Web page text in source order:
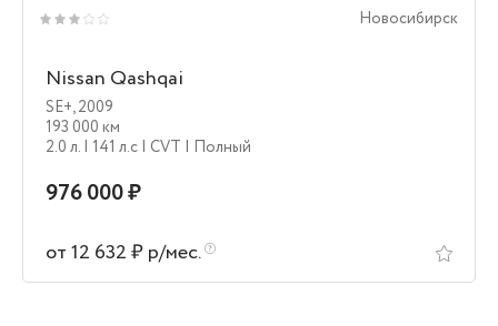
Новосибирск
Nissan Qashqai
SE+,2009
193 000 км
2.0 л. | 141 л.c | CVT | Полный
976 000 ₽
от 12 632 ₽ р/мес.